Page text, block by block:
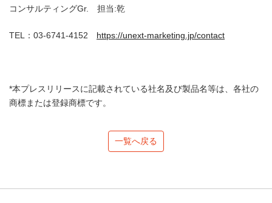
コンサルティングGr. 担当:乾
TEL：03-6741-4152 https://unext-marketing.jp/contact
*本プレスリリースに記載されている社名及び製品名等は、各社の
商標または登録商標です。
一覧へ戻る